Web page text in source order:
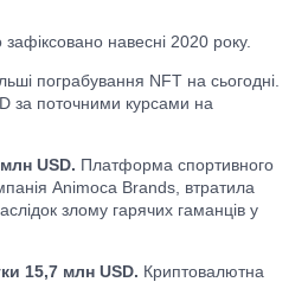
навесні 2020 року.
пограбування NFT на сьогодні.
за поточними курсами на
USD. Платформа спортивного
Animoca Brands, втратила
злому гарячих гаманців у
15,7 млн USD. Криптовалютна